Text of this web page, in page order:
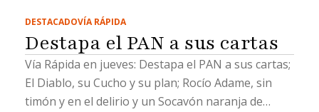
DESTACADOVÍA RÁPIDA
Destapa el PAN a sus cartas
Vía Rápida en jueves: Destapa el PAN a sus cartas;
El Diablo, su Cucho y su plan; Rocío Adame, sin
timón y en el delirio y un Socavón naranja de